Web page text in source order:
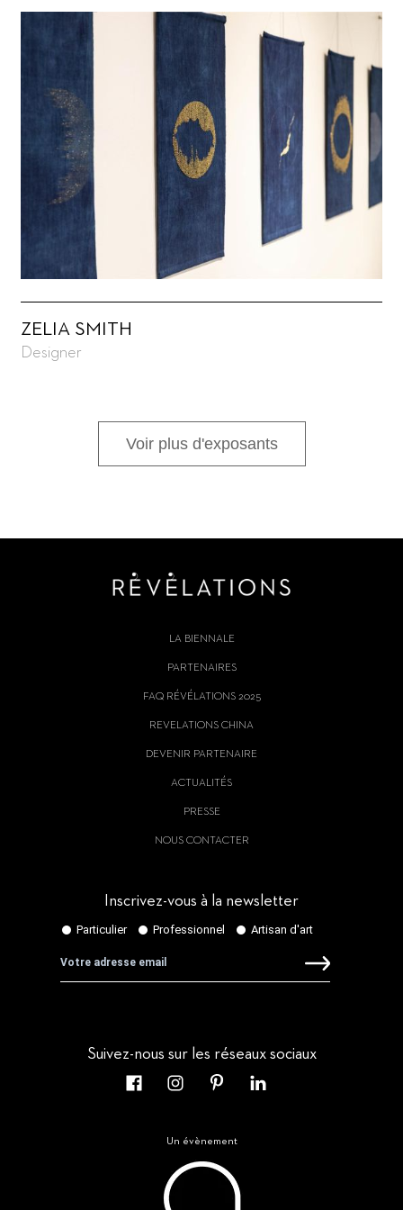
ZELIA SMITH
Designer
Voir plus d'exposants
LA BIENNALE
PARTENAIRES
FAQ RÉVÉLATIONS 2025
REVELATIONS CHINA
DEVENIR PARTENAIRE
ACTUALITÉS
PRESSE
NOUS CONTACTER
Inscrivez-vous à la newsletter
Suivez-nous sur les réseaux sociaux
Un évènement